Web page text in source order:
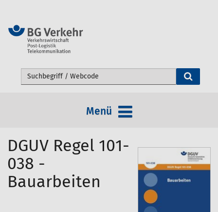
Webseite durchsuchen
Menü
DGUV Regel 101-
038 -
Bauarbeiten